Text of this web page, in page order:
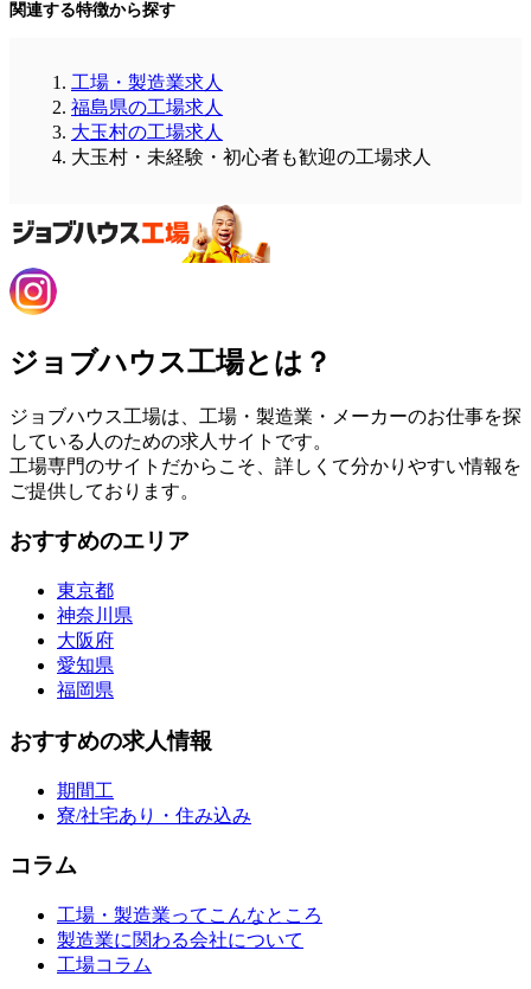
関連する特徴から探す
工場・製造業求人
福島県の工場求人
大玉村の工場求人
大玉村・未経験・初心者も歓迎の工場求人
ジョブハウス工場とは？
ジョブハウス工場は、工場・製造業・メーカーのお仕事を探
している人のための求人サイトです。
工場専門のサイトだからこそ、詳しくて分かりやすい情報を
ご提供しております。
おすすめのエリア
東京都
神奈川県
大阪府
愛知県
福岡県
おすすめの求人情報
期間工
寮/社宅あり・住み込み
コラム
工場・製造業ってこんなところ
製造業に関わる会社について
工場コラム